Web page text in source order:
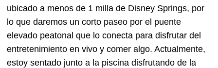
ubicado a menos de 1 milla de Disney Springs, por
lo que daremos un corto paseo por el puente
elevado peatonal que lo conecta para disfrutar del
entretenimiento en vivo y comer algo. Actualmente,
estoy sentado junto a la piscina disfrutando de la